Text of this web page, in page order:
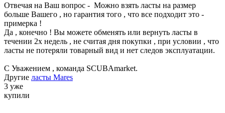
Отвечая на Ваш вопрос - Можно взять ласты на размер
больше Вашего , но гарантия того , что все подходит это -
примерка !
Да , конечно ! Вы можете обменять или вернуть ласты в
течении 2х недель , не считая дня покупки , при условии , что
ласты не потеряли товарный вид и нет следов эксплуатации.
С Уважением , команда SCUBAmarket.
Другие ласты Mares
3 уже
купили